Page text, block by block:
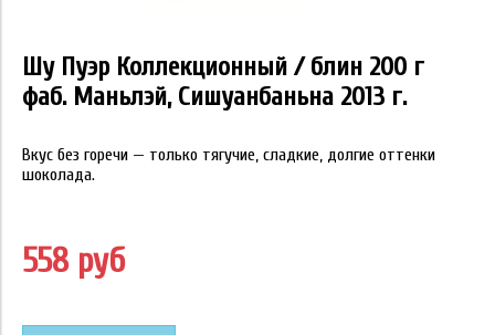
Шу Пуэр Коллекционный / блин 200 г
фаб. Маньлэй, Сишуанбаньна 2013 г.
Вкус без горечи — только тягучие, сладкие, долгие оттенки
шоколада.
558 руб